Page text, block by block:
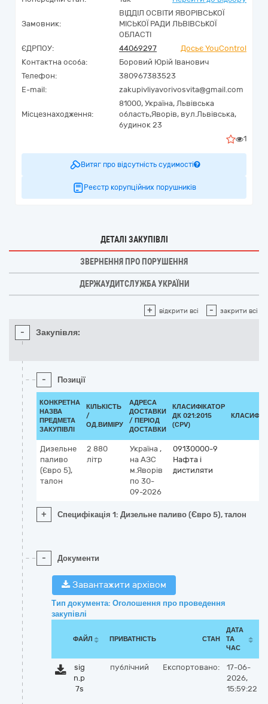
Замовник:
ВІДДІЛ ОСВІТИ ЯВОРІВСЬКОЇ
МІСЬКОЇ РАДИ ЛЬВІВСЬКОЇ
ОБЛАСТІ
ЄДРПОУ:
44069297
Досьє YouControl
Контактна особа:
Боровий Юрій Іванович
Телефон:
380967383523
E-mail:
zakupivliyavorivosvita@gmail.com
Місцезнаходження:
81000, Україна, Львівська
область,Яворів, вул.Львівська,
будинок 23
1
Витяг про відсутність судимості
Реєстр корупційних порушників
ДЕТАЛІ ЗАКУПІВЛІ
ЗВЕРНЕННЯ ПРО ПОРУШЕННЯ
ДЕРЖАУДИТСЛУЖБА УКРАЇНИ
+ відкрити всі - закрити всі
- Закупівля:
- Позиції
КОНКРЕТНА
НАЗВА
ПРЕДМЕТА
ЗАКУПІВЛІ
КІЛЬКІСТЬ
/
ОД.ВИМІРУ
АДРЕСА
ДОСТАВКИ
/ ПЕРІОД
ДОСТАВКИ
КЛАСИФІКАТОР
ДК 021:2015
(CPV)
Дизельне
паливо
(Євро 5),
талон
2 880
літр
Україна ,
на АЗС
м.Яворів
по 30-
09-2026
09130000-9
Нафта і
дистиляти
+ Специфікація 1: Дизельне паливо (Євро 5), талон
- Документи
Завантажити архівом
Тип документа: Оголошення про проведення
закупівлі
ФАЙЛ ПРИВАТНІСТЬ СТАН
ДАТА
ТА
ЧАС
sig
n.p
7s
публічний Експортовано:
17-06-
2026,
15:59:22